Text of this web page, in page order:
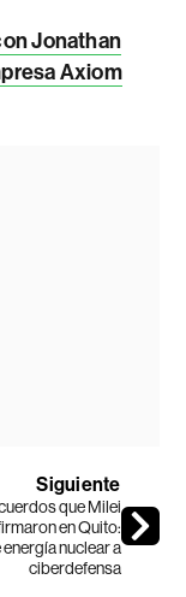
Jonathan
Axiom
Siguiente
que Milei
en Quito:
energía nuclear a
ciberdefensa